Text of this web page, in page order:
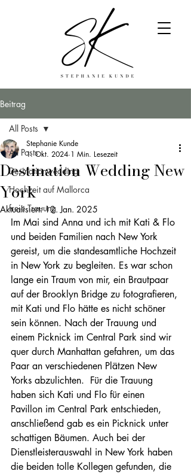
Beitrag
All Posts
Desinationwedding
Hochzeit auf Mallorca
freie Trauung
All Posts
Destination Wedding New
York
Stephanie Kunde
1. Okt. 2024 1 Min. Lesezeit
Aktualisiert:12. Jan. 2025
Im Mai sind Anna und ich mit Kati & Flo
und beiden Familien nach New York
gereist, um die standesamtliche Hochzeit
in New York zu begleiten. Es war schon
lange ein Traum von mir, ein Brautpaar
auf der Brooklyn Bridge zu fotografieren,
mit Kati und Flo hätte es nicht schöner
sein können. Nach der Trauung und
einem Picknick im Central Park sind wir
quer durch Manhattan gefahren, um das
Paar an verschiedenen Plätzen New
Yorks abzulichten.  Für die Trauung
haben sich Kati und Flo für einen
Pavillon im Central Park entschieden,
anschließend gab es ein Picknick unter
schattigen Bäumen. Auch bei der
Dienstleisterauswahl in New York haben
die beiden tolle Kollegen gefunden, die